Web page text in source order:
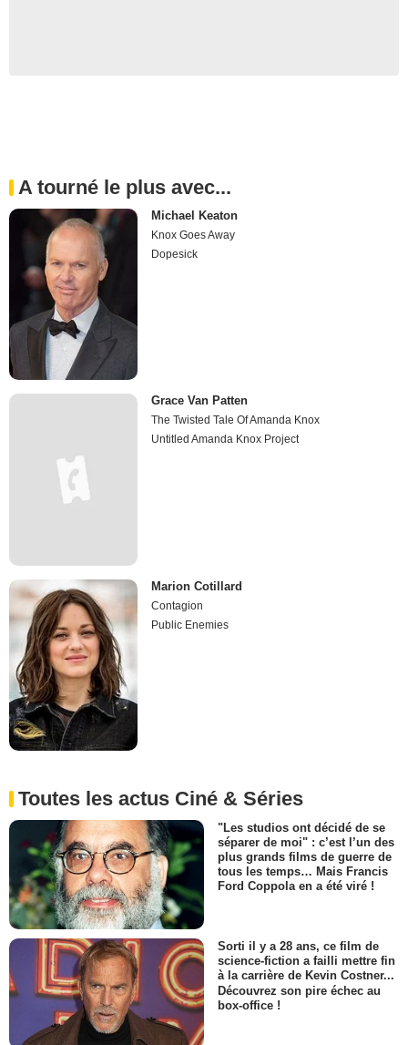
A tourné le plus avec...
Michael Keaton
Knox Goes Away
Dopesick
Grace Van Patten
The Twisted Tale Of Amanda Knox
Untitled Amanda Knox Project
Marion Cotillard
Contagion
Public Enemies
Toutes les actus Ciné & Séries
"Les studios ont décidé de se
séparer de moi" : c’est l’un des
plus grands films de guerre de
tous les temps… Mais Francis
Ford Coppola en a été viré !
Sorti il y a 28 ans, ce film de
science-fiction a failli mettre fin
à la carrière de Kevin Costner...
Découvrez son pire échec au
box-office !